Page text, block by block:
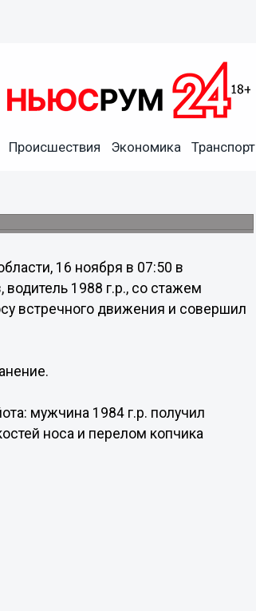
Происшествия Экономика Транспорт
районе
16 ноября в 07:50 в
1988 г.р., со стажем
встречного движения и совершил
мужчина 1984 г.р. получил
носа и перелом копчика